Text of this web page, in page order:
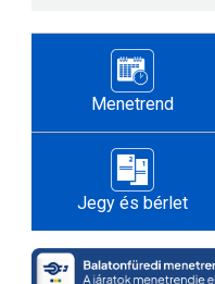
Menetrend
Jegy és bérlet